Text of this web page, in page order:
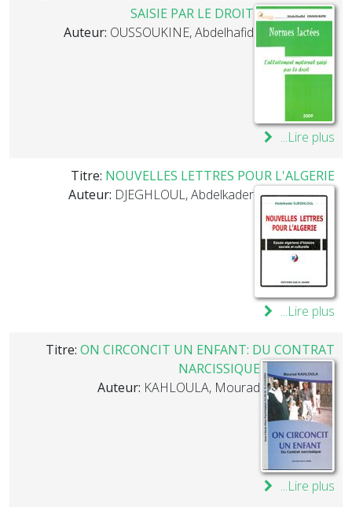
SAISIE PAR LE DROIT
Auteur: OUSSOUKINE, Abdelhafid
Lire plus...
Titre: NOUVELLES LETTRES POUR L'ALGERIE
Auteur: DJEGHLOUL, Abdelkader
Lire plus...
Titre: ON CIRCONCIT UN ENFANT: DU CONTRAT
NARCISSIQUE
Auteur: KAHLOULA, Mourad
Lire plus...